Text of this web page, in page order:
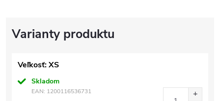
Veľkosť: XS
Skladom
EAN: 1200116536731